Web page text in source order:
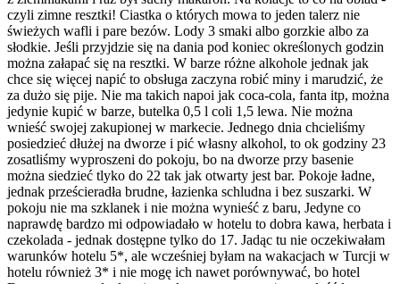
czyli zimne resztki! Ciastka o których mowa to jeden talerz nie
świeżych wafli i pare bezów. Lody 3 smaki albo gorzkie albo za
słodkie. Jeśli przyjdzie się na dania pod koniec określonych godzin
można załapać się na resztki. W barze różne alkohole jednak jak
chce się więcej napić to obsługa zaczyna robić miny i marudzić, że
za dużo się pije. Nie ma takich napoi jak coca-cola, fanta itp, można
jedynie kupić w barze, butelka 0,5 l coli 1,5 lewa. Nie można
wnieść swojej zakupionej w markecie. Jednego dnia chcieliśmy
posiedzieć dłużej na dworze i pić własny alkohol, to ok godziny 23
zosatliśmy wyproszeni do pokoju, bo na dworze przy basenie
można siedzieć tlyko do 22 tak jak otwarty jest bar. Pokoje ładne,
jednak prześcieradła brudne, łazienka schludna i bez suszarki. W
pokoju nie ma szklanek i nie można wynieść z baru, Jedyne co
naprawdę bardzo mi odpowiadało w hotelu to dobra kawa, herbata i
czekolada - jednak dostępne tylko do 17. Jadąc tu nie oczekiwałam
warunków hotelu 5*, ale wcześniej byłam na wakacjach w Turcji w
hotelu również 3* i nie mogę ich nawet porównywać, bo hotel